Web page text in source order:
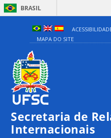
BRASIL
MAPA DO SITE
Secretaria de
Internacionais